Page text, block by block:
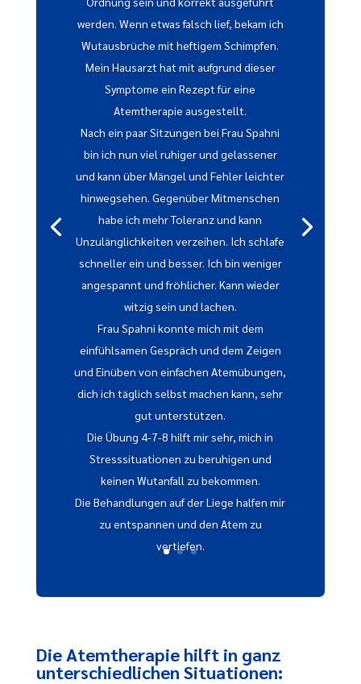
werden. Wenn etwas falsch lief, bekam ich
Wutausbrüche mit heftigem Schimpfen.
Mein Hausarzt hat mit aufgrund dieser
Symptome ein Rezept für eine
Atemtherapie ausgestellt.
Nach ein paar Sitzungen bei Frau Spahni
bin ich nun viel ruhiger und gelassener
und kann über Mängel und Fehler leichter
hinwegsehen. Gegenüber Mitmenschen
habe ich mehr Toleranz und kann
Unzulänglichkeiten verzeihen. Ich schlafe
schneller ein und besser. Ich bin weniger
angespannt und fröhlicher. Kann wieder
witzig sein und lachen.
Frau Spahni konnte mich mit dem
einfühlsamen Gespräch und dem Zeigen
und Einüben von einfachen Atemübungen,
dich ich täglich selbst machen kann, sehr
gut unterstützen.
Die Übung 4-7-8 hilft mir sehr, mich in
Stresssituationen zu beruhigen und
keinen Wutanfall zu bekommen.
Die Behandlungen auf der Liege halfen mir
zu entspannen und den Atem zu
vertiefen.
Die Atemtherapie hilft in ganz
unterschiedlichen Situationen: